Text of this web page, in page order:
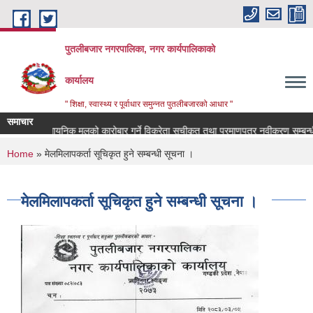
Skip to main content
पुतलीबजार नगरपालिका, नगर कार्यपालिकाको
कार्यालय
" शिक्षा, स्वास्थ्य र पूर्वाधार समुन्नत पुतलीबजारको आधार "
समाचार
प्राप्त रासायनिक मलको कारोबार गर्ने विक्रेता सूचीकृत तथा प्रमाणपत्र नवीकरण
You are here
Home » मेलमिलापकर्ता सूचिकृत हुने सम्बन्धी सूचना ।
मेलमिलापकर्ता सूचिकृत हुने सम्बन्धी सूचना ।